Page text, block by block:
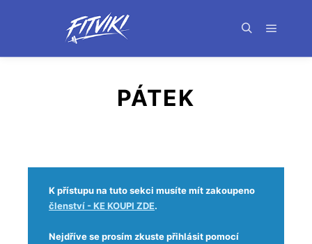
PÁTEK
K přístupu na tuto sekci musíte mít zakoupeno
členství - KE KOUPI ZDE.
Nejdříve se prosím zkuste přihlásit pomocí